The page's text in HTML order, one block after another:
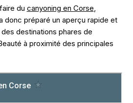
du canyoning en Corse,
donc préparé un aperçu rapide et
des destinations phares de
à proximité des principales